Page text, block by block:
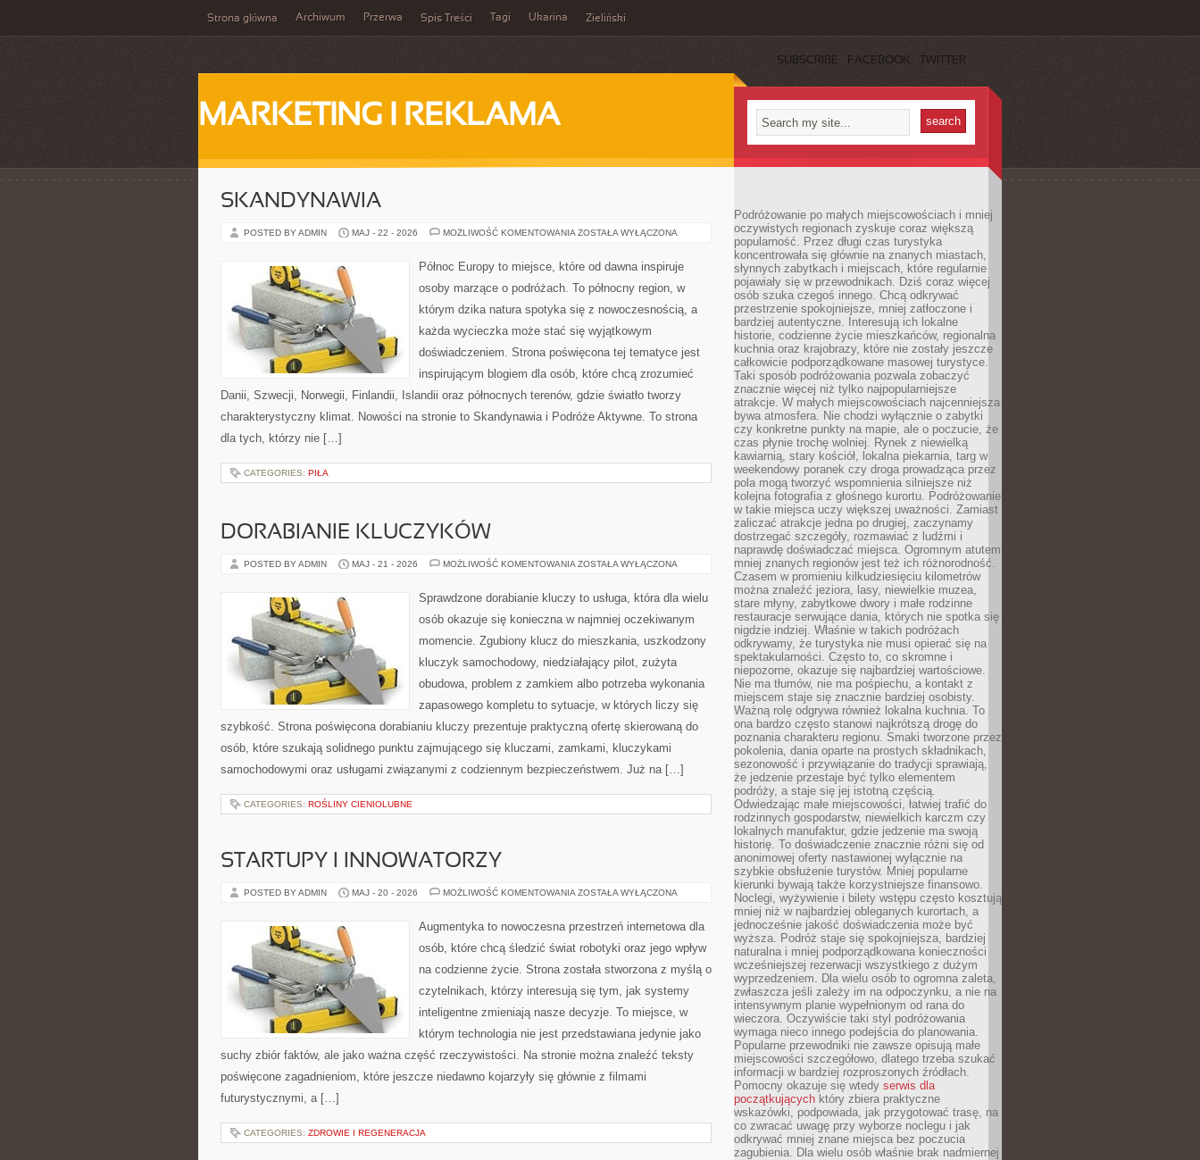
Strona główna Archiwum Przerwa Spis Treści Tagi Ukarina Zieliński
SUBSCRIBE FACEBOOK TWITTER
MARKETING I REKLAMA
SKANDYNAWIA
POSTED BY ADMIN MAJ - 22 - 2026 MOŻLIWOŚĆ KOMENTOWANIA SKANDYNAWIA
ZOSTAŁA WYŁĄCZONA
Północ Europy to miejsce, które od dawna inspiruje
osoby marzące o podróżach. To północny region, w
którym dzika natura spotyka się z nowoczesnością, a
każda wycieczka może stać się wyjątkowym
doświadczeniem. Strona poświęcona tej tematyce jest
inspirującym blogiem dla osób, które chcą zrozumieć
Danii, Szwecji, Norwegii, Finlandii, Islandii oraz północnych terenów, gdzie światło tworzy
charakterystyczny klimat. Nowości na stronie to Skandynawia i Podróże Aktywne. To strona
dla tych, którzy nie […]
CATEGORIES: PIŁA
DORABIANIE KLUCZYKÓW
POSTED BY ADMIN MAJ - 21 - 2026 MOŻLIWOŚĆ KOMENTOWANIA DORABIANIE
ZOSTAŁA WYŁĄCZONA
Sprawdzone dorabianie kluczy to usługa, która dla wielu
osób okazuje się konieczna w najmniej oczekiwanym
momencie. Zgubiony klucz do mieszkania, uszkodzony
kluczyk samochodowy, niedziałający pilot, zużyta
obudowa, problem z zamkiem albo potrzeba wykonania
zapasowego kompletu to sytuacje, w których liczy się
szybkość. Strona poświęcona dorabianiu kluczy prezentuje praktyczną ofertę skierowaną do
osób, które szukają solidnego punktu zajmującego się kluczami, zamkami, kluczykami
samochodowymi oraz usługami związanymi z codziennym bezpieczeństwem. Już na […]
CATEGORIES: ROŚLINY CIENIOLUBNE
STARTUPY I INNOWATORZY
POSTED BY ADMIN MAJ - 20 - 2026 MOŻLIWOŚĆ KOMENTOWANIA STARTUPY
ZOSTAŁA WYŁĄCZONA
Augmentyka to nowoczesna przestrzeń internetowa dla
osób, które chcą śledzić świat robotyki oraz jego wpływ
na codzienne życie. Strona została stworzona z myślą o
czytelnikach, którzy interesują się tym, jak systemy
inteligentne zmieniają nasze decyzje. To miejsce, w
którym technologia nie jest przedstawiana jedynie jako
suchy zbiór faktów, ale jako ważna część rzeczywistości. Na stronie można znaleźć teksty
poświęcone zagadnieniom, które jeszcze niedawno kojarzyły się głównie z filmami
futurystycznymi, a […]
CATEGORIES: ZDROWIE I REGENERACJA
Podróżowanie po małych miejscowościach i mniej
oczywistych regionach zyskuje coraz większą
popularność. Przez długi czas turystyka
koncentrowała się głównie na znanych miastach,
słynnych zabytkach i miejscach, które regularnie
pojawiały się w przewodnikach. Dziś coraz więcej
osób szuka czegoś innego. Chcą odkrywać
przestrzenie spokojniejsze, mniej zatłoczone i
bardziej autentyczne. Interesują ich lokalne
historie, codzienne życie mieszkańców, regionalna
kuchnia oraz krajobrazy, które nie zostały jeszcze
całkowicie podporządkowane masowej turystyce.
Taki sposób podróżowania pozwala zobaczyć
znacznie więcej niż tylko najpopularniejsze
atrakcje. W małych miejscowościach najcenniejsza
bywa atmosfera. Nie chodzi wyłącznie o zabytki
czy konkretne punkty na mapie, ale o poczucie, że
czas płynie trochę wolniej. Rynek z niewielką
kawiarnią, stary kościół, lokalna piekarnia, targ w
weekendowy poranek czy droga prowadząca przez
pola mogą tworzyć wspomnienia silniejsze niż
kolejna fotografia z głośnego kurortu. Podróżowanie
w takie miejsca uczy większej uważności. Zamiast
zaliczać atrakcje jedna po drugiej, zaczynamy
dostrzegać szczegóły, rozmawiać z ludźmi i
naprawdę doświadczać miejsca. Ogromnym atutem
mniej znanych regionów jest też ich różnorodność.
Czasem w promieniu kilkudziesięciu kilometrów
można znaleźć jeziora, lasy, niewielkie muzea,
stare młyny, zabytkowe dwory i małe rodzinne
restauracje serwujące dania, których nie spotka się
nigdzie indziej. Właśnie w takich podróżach
odkrywamy, że turystyka nie musi opierać się na
spektakularności. Często to, co skromne i
niepozorne, okazuje się najbardziej wartościowe.
Nie ma tłumów, nie ma pośpiechu, a kontakt z
miejscem staje się znacznie bardziej osobisty.
Ważną rolę odgrywa również lokalna kuchnia. To
ona bardzo często stanowi najkrótszą drogę do
poznania charakteru regionu. Smaki tworzone przez
pokolenia, dania oparte na prostych składnikach,
sezonowość i przywiązanie do tradycji sprawiają,
że jedzenie przestaje być tylko elementem
podróży, a staje się jej istotną częścią.
Odwiedzając małe miejscowości, łatwiej trafić do
rodzinnych gospodarstw, niewielkich karczm czy
lokalnych manufaktur, gdzie jedzenie ma swoją
historię. To doświadczenie znacznie różni się od
anonimowej oferty nastawionej wyłącznie na
szybkie obsłużenie turystów. Mniej popularne
kierunki bywają także korzystniejsze finansowo.
Noclegi, wyżywienie i bilety wstępu często kosztują
mniej niż w najbardziej obleganych kurortach, a
jednocześnie jakość doświadczenia może być
wyższa. Podróż staje się spokojniejsza, bardziej
naturalna i mniej podporządkowana konieczności
wcześniejszej rezerwacji wszystkiego z dużym
wyprzedzeniem. Dla wielu osób to ogromna zaleta,
zwłaszcza jeśli zależy im na odpoczynku, a nie na
intensywnym planie wypełnionym od rana do
wieczora. Oczywiście taki styl podróżowania
wymaga nieco innego podejścia do planowania.
Popularne przewodniki nie zawsze opisują małe
miejscowości szczegółowo, dlatego trzeba szukać
informacji w bardziej rozproszonych źródłach.
Pomocny okazuje się wtedy serwis dla
początkujących który zbiera praktyczne
wskazówki, podpowiada, jak przygotować trasę, na
co zwracać uwagę przy wyborze noclegu i jak
odkrywać mniej znane miejsca bez poczucia
zagubienia. Dla wielu osób właśnie brak nadmiernej